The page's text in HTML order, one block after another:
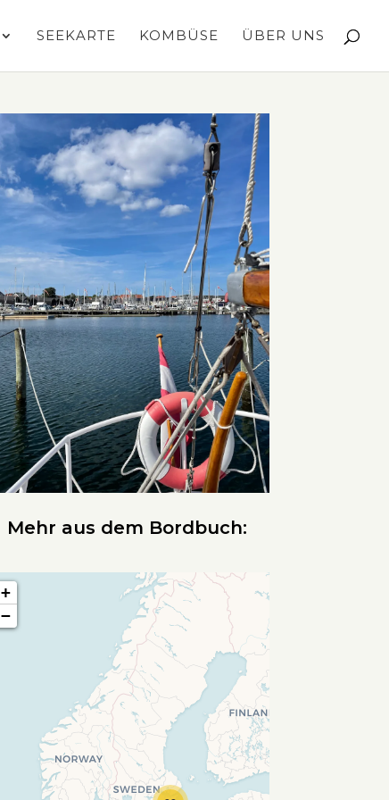
SEEKARTE KOMBÜSE ÜBER UNS
Mehr aus dem Bordbuch:
+
−